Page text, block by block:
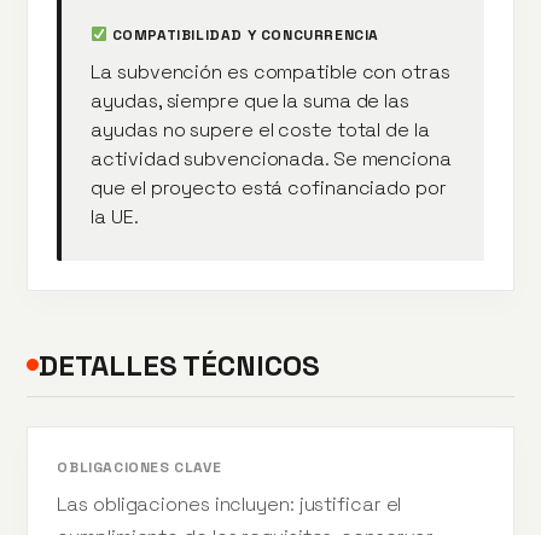
COMPATIBILIDAD Y CONCURRENCIA
La subvención es compatible con otras
ayudas, siempre que la suma de las
ayudas no supere el coste total de la
actividad subvencionada. Se menciona
que el proyecto está cofinanciado por
la UE.
DETALLES TÉCNICOS
OBLIGACIONES CLAVE
Las obligaciones incluyen: justificar el